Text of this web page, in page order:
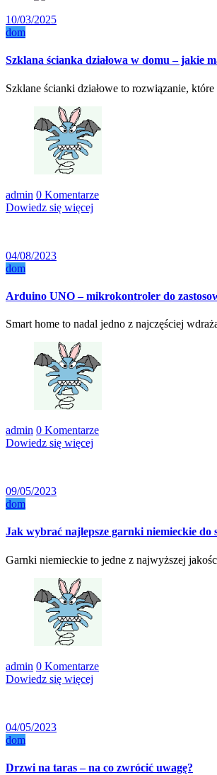
10/03/2025
dom
Szklana ścianka działowa w domu – jakie
Szklane ścianki działowe to rozwiązanie,
admin 0 Komentarze
Dowiedz się więcej
04/08/2023
dom
Arduino UNO – mikrokontroler do
Smart home to nadal jedno z najczęściej
admin 0 Komentarze
Dowiedz się więcej
09/05/2023
dom
Jak wybrać najlepsze garnki niemieckie do
Garnki niemieckie to jedne z najwyższej
admin 0 Komentarze
Dowiedz się więcej
04/05/2023
dom
Drzwi na taras – na co zwrócić uwagę?